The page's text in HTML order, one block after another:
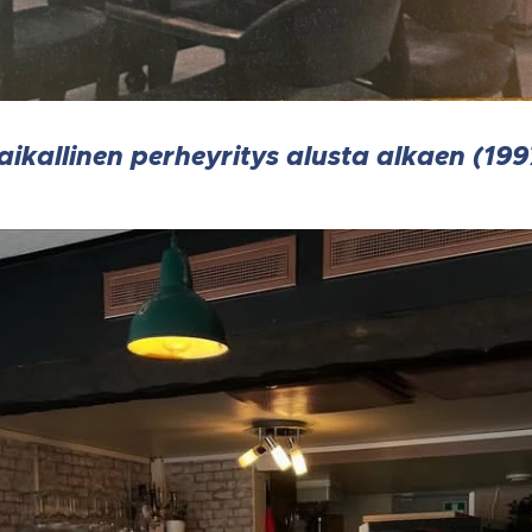
perheyritys alusta alkaen